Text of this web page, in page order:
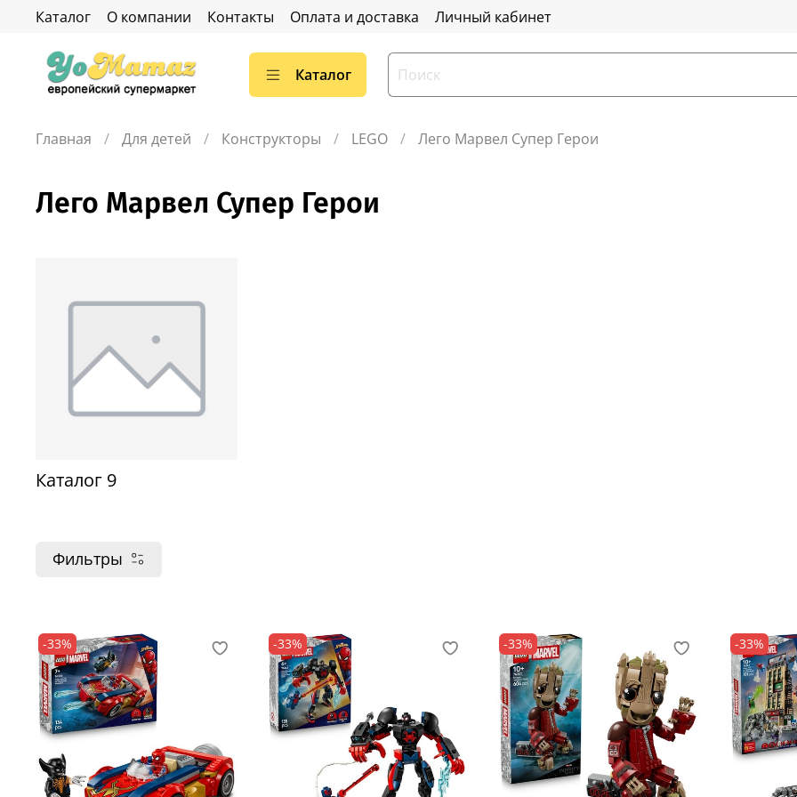
Каталог О компании Контакты Оплата и доставка Личный кабинет
Каталог
Главная Для детей Конструкторы LEGO Лего Марвел Супер Герои
Лего Марвел Супер Герои
Каталог 9
Фильтры
-33% -33% -33% -33%